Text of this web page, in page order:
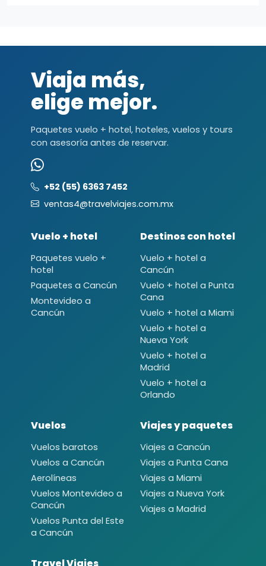
Viaja más,
elige mejor.
Paquetes vuelo + hotel, hoteles, vuelos y tours
con asesoría antes de reservar.
+52 (55) 6363 7452
ventas4@travelviajes.com.mx
Vuelo + hotel
Paquetes vuelo +
hotel
Paquetes a Cancún
Montevideo a
Cancún
Destinos con hotel
Vuelo + hotel a
Cancún
Vuelo + hotel a Punta
Cana
Vuelo + hotel a Miami
Vuelo + hotel a
Nueva York
Vuelo + hotel a
Madrid
Vuelo + hotel a
Orlando
Vuelos
Vuelos baratos
Vuelos a Cancún
Aerolíneas
Vuelos Montevideo a
Cancún
Vuelos Punta del Este
a Cancún
Viajes y paquetes
Viajes a Cancún
Viajes a Punta Cana
Viajes a Miami
Viajes a Nueva York
Viajes a Madrid
Travel Viajes